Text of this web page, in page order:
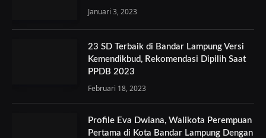
Januari 3, 2023
23 SD Terbaik di Bandar Lampung Versi
Kemendikbud, Rekomendasi Dipilih Saat
PPDB 2023
Februari 18, 2023
Profile Eva Dwiana, Walikota Perempuan
Pertama di Kota Bandar Lampung Dengan